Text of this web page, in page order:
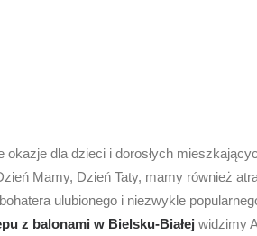
dla dzieci i dorosłych
Mamy, Dzień Taty, mamy również
ulubionego i niezwykle
z balonami w Bielsku-Białej widzimy